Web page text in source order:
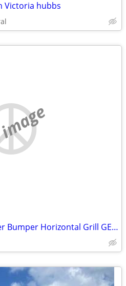
Victoria hubbs
Ford Chrome Front Upper Bumper Horizontal Grill GENUINE OEM